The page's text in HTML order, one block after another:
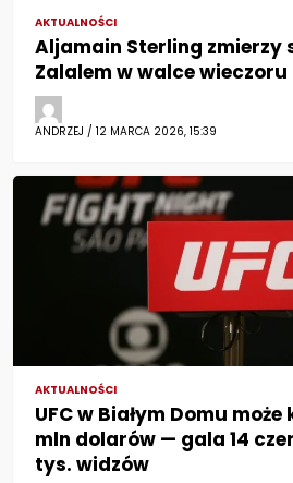
AKTUALNOŚCI
Aljamain Sterling zmierzy
Zalalem w walce wieczoru
ANDRZEJ / 12 MARCA 2026, 15:39
AKTUALNOŚCI
UFC w Białym Domu
mln dolarów — gala 14
tys. widzów